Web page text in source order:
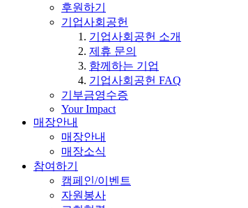
후원하기
기업사회공헌
기업사회공헌 소개
제휴 문의
함께하는 기업
기업사회공헌 FAQ
기부금영수증
Your Impact
매장안내
매장안내
매장소식
참여하기
캠페인/이벤트
자원봉사